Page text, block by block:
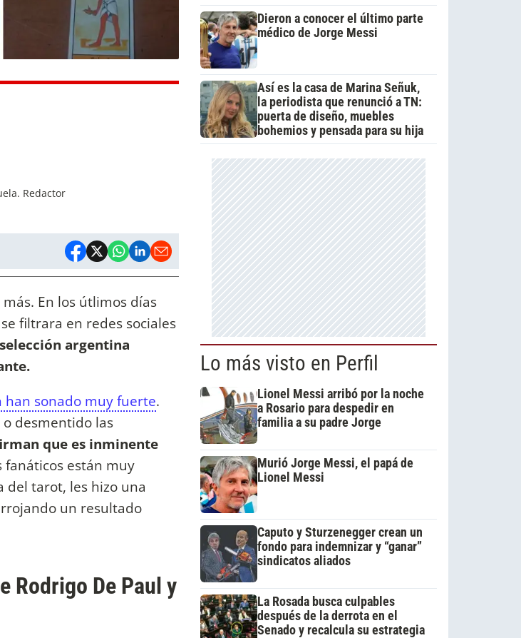
Redactor
En los útlimos días
filtrara en redes sociales
argentina
han sonado muy fuerte.
desmentido las
que es inminente
fanáticos están muy
del tarot, les hizo una
un resultado
Rodrigo De Paul y
Dieron a conocer el último parte
médico de Jorge Messi
Así es la casa de Marina Señuk,
la periodista que renunció a TN:
puerta de diseño, muebles
bohemios y pensada para su hija
Lo más visto en Perfil
Lionel Messi arribó por la noche
a Rosario para despedir en
familia a su padre Jorge
Murió Jorge Messi, el papá de
Lionel Messi
Caputo y Sturzenegger crean un
fondo para indemnizar y “ganar”
sindicatos aliados
La Rosada busca culpables
después de la derrota en el
Senado y recalcula su estrategia